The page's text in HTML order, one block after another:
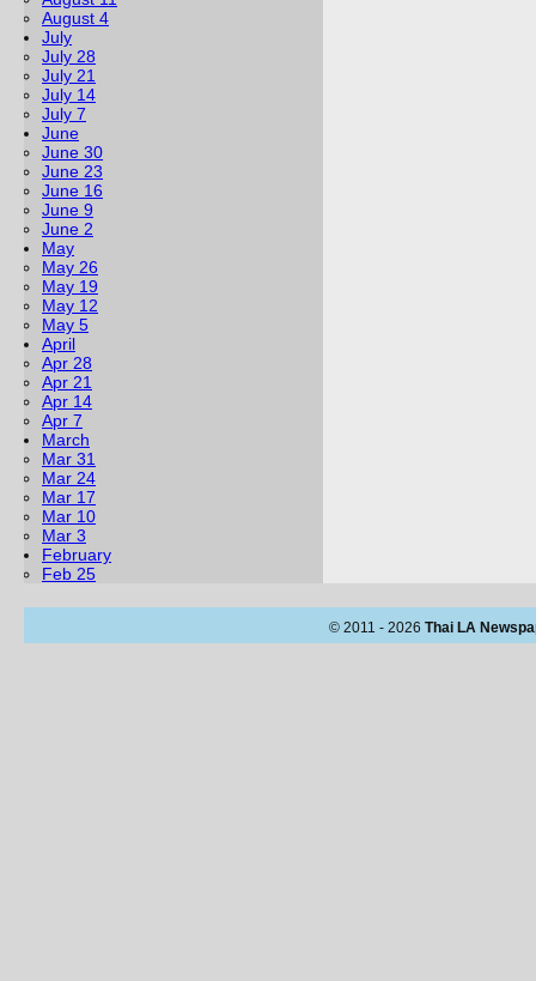
August 4
July
July 28
July 21
July 14
July 7
June
June 30
June 23
June 16
June 9
June 2
May
May 26
May 19
May 12
May 5
April
Apr 28
Apr 21
Apr 14
Apr 7
March
Mar 31
Mar 24
Mar 17
Mar 10
Mar 3
February
Feb 25
© 2011 - 2026 Thai LA